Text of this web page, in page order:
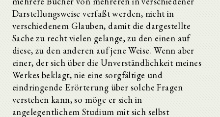
Darstellungsweise verfaßt werden, nicht in
verschiedenem Glauben, damit die dargestellte
Sache zu recht vielen gelange, zu den einen auf
diese, zu den anderen auf jene Weise. Wenn aber
einer, der sich über die Unverständlichkeit meines
Werkes beklagt, nie eine sorgfältige und
eindringende Erörterung über solche Fragen
verstehen kann, so möge er sich in
angelegentlichem Studium mit sich selbst